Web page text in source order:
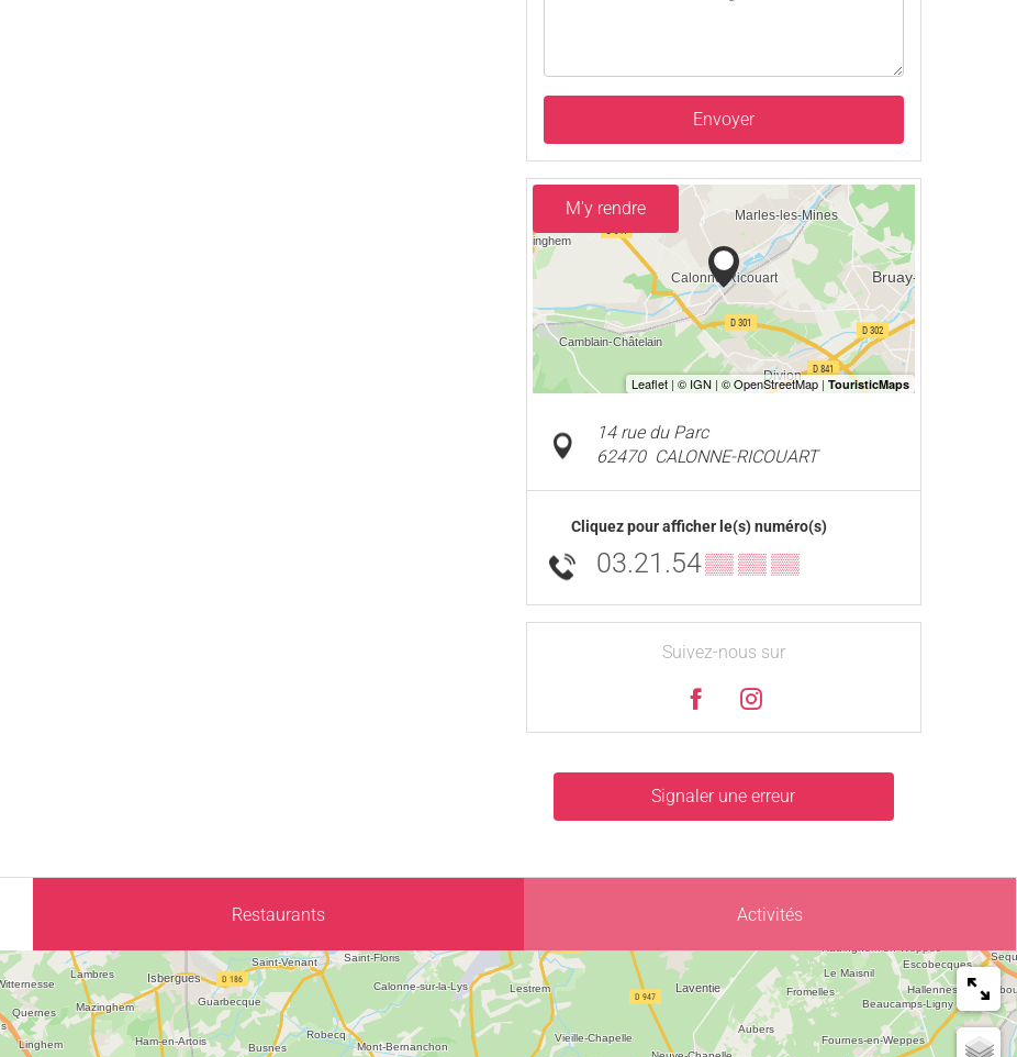
Envoyer
M'y rendre
14 rue du Parc
62470 CALONNE-RICOUART
Cliquez pour afficher le(s) numéro(s)
03.21.54▒▒ ▒▒ ▒▒
Suivez-nous sur
Signaler une erreur
Restaurants Activités